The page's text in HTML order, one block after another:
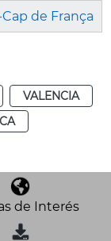
de França
VALENCIA
de Interés